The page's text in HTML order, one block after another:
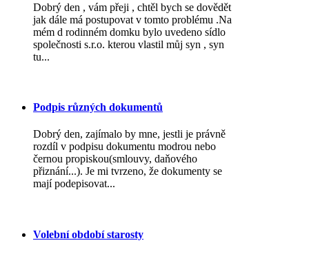
Dobrý den , vám přeji , chtěl bych se dovědět
jak dále má postupovat v tomto problému .Na
mém d rodinném domku bylo uvedeno sídlo
společnosti s.r.o. kterou vlastil můj syn , syn
tu...
Podpis různých dokumentů
Dobrý den, zajímalo by mne, jestli je právně
rozdíl v podpisu dokumentu modrou nebo
černou propiskou(smlouvy, daňového
přiznání...). Je mi tvrzeno, že dokumenty se
mají podepisovat...
Volební období starosty